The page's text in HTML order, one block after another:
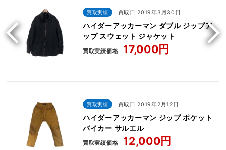
買取実績 買取日 2019年3月30日
ハイダーアッカーマン ダブル ジップア
ップ スウェット ジャケット
買取実績価格 17,000円
買取実績 買取日 2019年2月12日
ハイダーアッカーマン ジップ ポケット
バイカー サルエル
買取実績価格 12,000円